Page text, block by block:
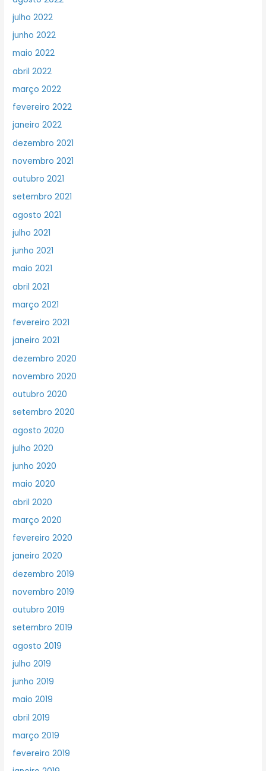
julho 2022
junho 2022
maio 2022
abril 2022
março 2022
fevereiro 2022
janeiro 2022
dezembro 2021
novembro 2021
outubro 2021
setembro 2021
agosto 2021
julho 2021
junho 2021
maio 2021
abril 2021
março 2021
fevereiro 2021
janeiro 2021
dezembro 2020
novembro 2020
outubro 2020
setembro 2020
agosto 2020
julho 2020
junho 2020
maio 2020
abril 2020
março 2020
fevereiro 2020
janeiro 2020
dezembro 2019
novembro 2019
outubro 2019
setembro 2019
agosto 2019
julho 2019
junho 2019
maio 2019
abril 2019
março 2019
fevereiro 2019